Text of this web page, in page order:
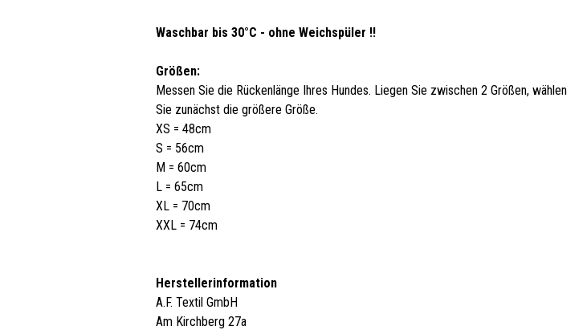
Waschbar bis 30°C - ohne Weichspüler !!
Größen:
Messen Sie die Rückenlänge Ihres Hundes. Liegen Sie zwischen 2 Größen, wählen
Sie zunächst die größere Größe.
XS = 48cm
S = 56cm
M = 60cm
L = 65cm
XL = 70cm
XXL = 74cm
Herstellerinformation
A.F. Textil GmbH
Am Kirchberg 27a